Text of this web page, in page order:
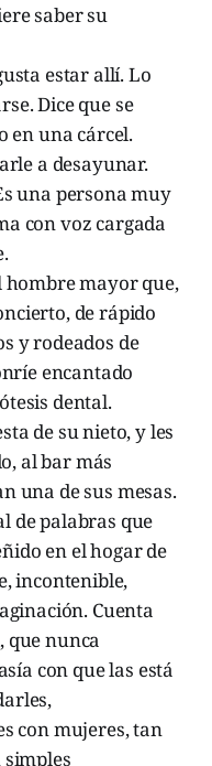
saber su
estar allí. Lo
Dice que se
en una cárcel.
a desayunar.
una persona muy
con voz cargada
hombre mayor que,
de rápido
y rodeados de
encantado
dental.
de su nieto, y les
al bar más
una de sus mesas.
de palabras que
en el hogar de
incontenible,
Cuenta
que nunca
con que las está
con mujeres, tan